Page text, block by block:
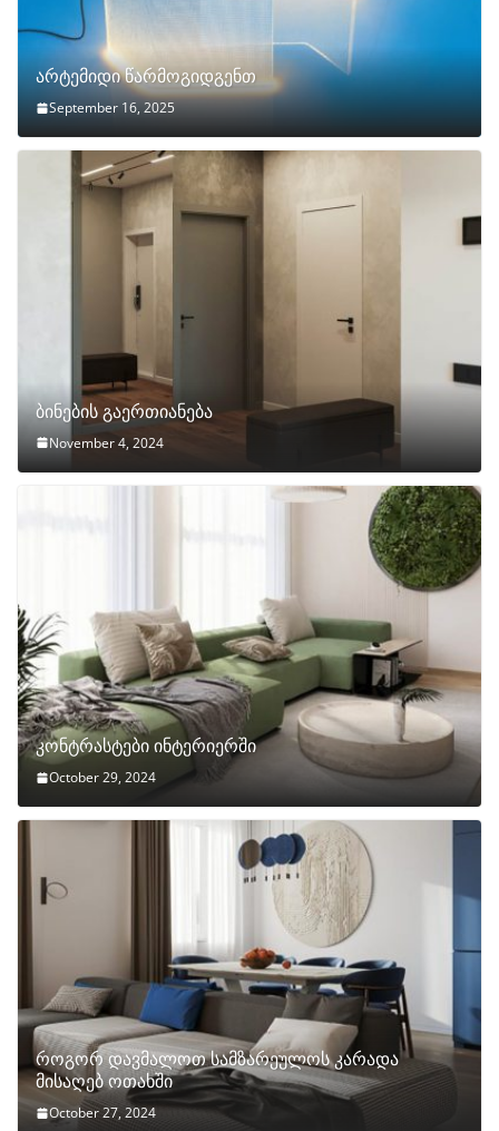
არტემიდი წარმოგიდგენთ
September 16, 2025
ბინების გაერთიანება
November 4, 2024
კონტრასტები ინტერიერში
October 29, 2024
როგორ დავმალოთ სამზარეულოს კარადა
მისაღებ ოთახში
October 27, 2024